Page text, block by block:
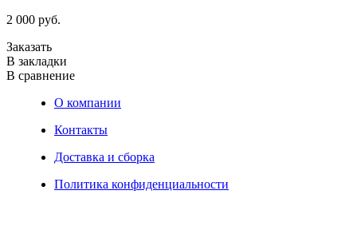
2 000 руб.
Заказать
В закладки
В сравнение
О компании
Контакты
Доставка и сборка
Политика конфиденциальности